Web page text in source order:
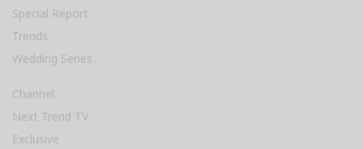
Special Report
Trends
Wedding Series
Channel
Next Trend TV
Exclusive